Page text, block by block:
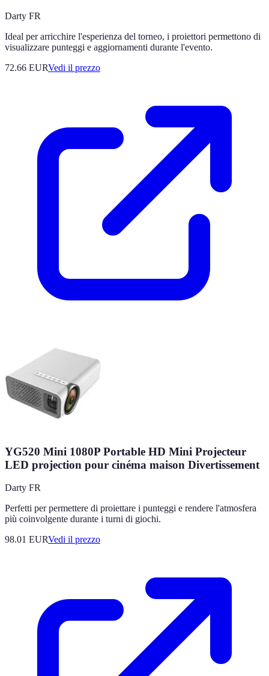
Darty FR
Ideal per arricchire l'esperienza del torneo, i proiettori permettono di
visualizzare punteggi e aggiornamenti durante l'evento.
72.66 EURVedi il prezzo
YG520 Mini 1080P Portable HD Mini Projecteur
LED projection pour cinéma maison Divertissement
Darty FR
Perfetti per permettere di proiettare i punteggi e rendere l'atmosfera
più coinvolgente durante i turni di giochi.
98.01 EURVedi il prezzo